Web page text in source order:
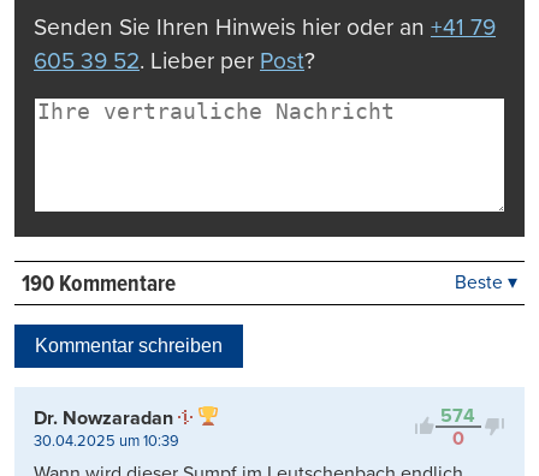
Senden Sie Ihren Hinweis hier oder an +41 79
605 39 52. Lieber per Post?
190 Kommentare
Kontrovers
Beste ▾
Kommentar schreiben
574
0
Dr. Nowzaradan
30.04.2025 um 10:39